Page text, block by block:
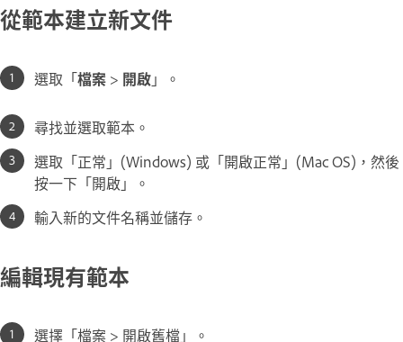
從範本建立新文件
選取「檔案 > 開啟」。
尋找並選取範本。
選取「正常」(Windows) 或「開啟正常」(Mac OS)，然後
按一下「開啟」。
輸入新的文件名稱並儲存。
編輯現有範本
選擇「檔案 > 開啟舊檔」。